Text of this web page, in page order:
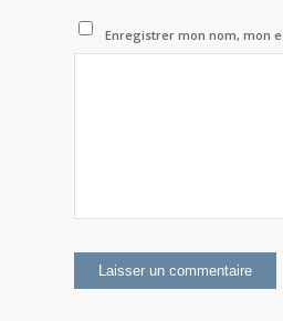
Enregistrer mon nom, mon